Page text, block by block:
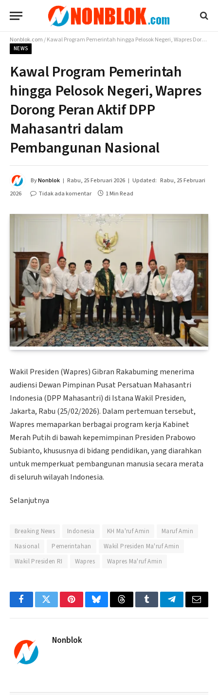
Nonblok.com/Kawal Program Pemerintah hingga Pelosok Negeri, Wapres Dorong Peran Aktif DPP Mahasantri dalam Pembangunan Nasional
NEWS
Kawal Program Pemerintah
hingga Pelosok Negeri, Wapres
Dorong Peran Aktif DPP
Mahasantri dalam
Pembangunan Nasional
ByNonblok Rabu, 25 Februari 2026 Updated: Rabu, 25 Februari
2026
Tidak ada komentar 1 Min Read
Wakil Presiden (Wapres) Gibran Rakabuming menerima
audiensi Dewan Pimpinan Pusat Persatuan Mahasantri
Indonesia (DPP Mahasantri) di Istana Wakil Presiden,
Jakarta, Rabu (25/02/2026). Dalam pertemuan tersebut,
Wapres memaparkan berbagai program kerja Kabinet
Merah Putih di bawah kepemimpinan Presiden Prabowo
Subianto, khususnya di bidang pendidikan, yang diarahkan
untuk memperkuat pembangunan manusia secara merata
di seluruh wilayah Indonesia.
Selanjutnya
Breaking News Indonesia KH Ma'ruf Amin
Maruf Amin
Nasional
Pemerintahan
Wakil Presiden Ma'ruf Amin
Wakil Presiden RI
Wapres Wapres Ma'ruf Amin
FacebookTwitterPinterestBlueskyThreadsTumblrTelegramEmail
Nonblok